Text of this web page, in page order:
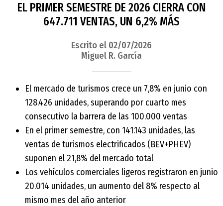
EL PRIMER SEMESTRE DE 2026 CIERRA CON
647.711 VENTAS, UN 6,2% MÁS
Escrito el 02/07/2026
Miguel R. García
El mercado de turismos crece un 7,8% en junio con
128.426 unidades, superando por cuarto mes
consecutivo la barrera de las 100.000 ventas
En el primer semestre, con 141.143 unidades, las
ventas de turismos electrificados (BEV+PHEV)
suponen el 21,8% del mercado total
Los vehículos comerciales ligeros registraron en junio
20.014 unidades, un aumento del 8% respecto al
mismo mes del año anterior